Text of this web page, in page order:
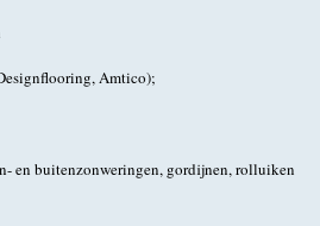
Amtico);
en buitenzonweringen, gordijnen, rolluiken